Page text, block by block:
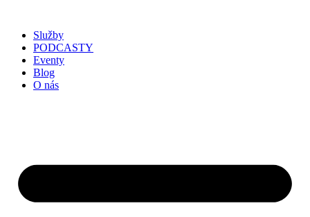
Služby
PODCASTY
Eventy
Blog
O nás